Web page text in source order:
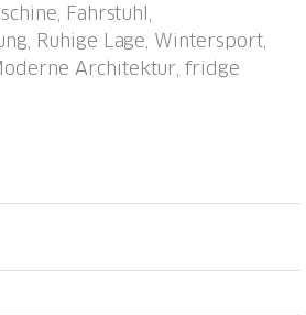
Fahrstuhl,
Ruhige Lage, Wintersport,
Architektur, fridge